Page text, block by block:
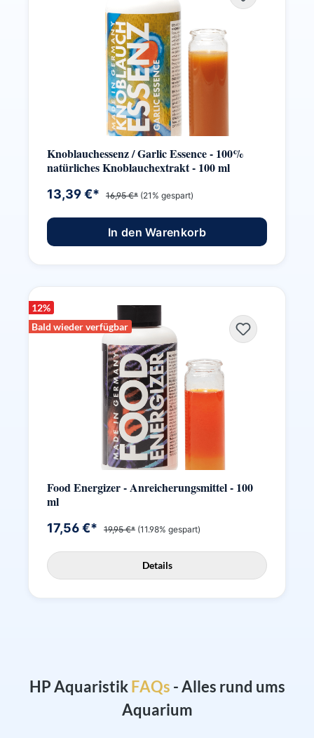
Knoblauchessenz / Garlic Essence - 100%
natürliches Knoblauchextrakt - 100 ml
13,39 €* 16,95 €* (21% gespart)
In den Warenkorb
12%
Bald wieder verfügbar
Food Energizer - Anreicherungsmittel - 100
ml
17,56 €* 19,95 €* (11.98% gespart)
Details
HP Aquaristik
- Alles rund ums
Aquarium